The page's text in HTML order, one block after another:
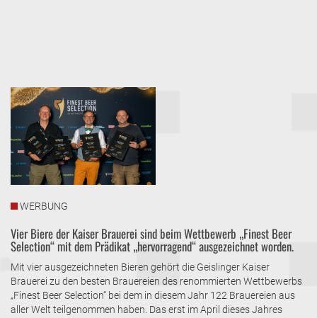
WERBUNG
Vier Biere der Kaiser Brauerei sind beim Wettbewerb „Finest Beer
Selection“ mit dem Prädikat „hervorragend“ ausgezeichnet worden.
Mit vier ausgezeichneten Bieren gehört die Geislinger Kaiser
Brauerei zu den besten Brauereien des renommierten Wettbewerbs
„Finest Beer Selection“ bei dem in diesem Jahr 122 Brauereien aus
aller Welt teilgenommen haben. Das erst im April dieses Jahres